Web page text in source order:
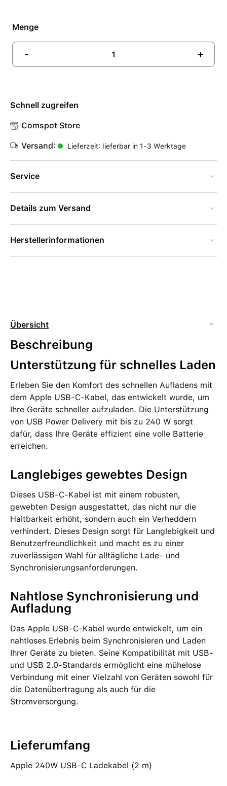
Menge
- +
Schnell zugreifen
Comspot Store
Versand: Lieferzeit: lieferbar in 1-3 Werktage
Service
Details zum Versand
Herstellerinformationen
Übersicht
Beschreibung
Unterstützung für schnelles Laden
Erleben Sie den Komfort des schnellen Aufladens mit
dem Apple USB-C-Kabel, das entwickelt wurde, um
Ihre Geräte schneller aufzuladen. Die Unterstützung
von USB Power Delivery mit bis zu 240 W sorgt
dafür, dass Ihre Geräte effizient eine volle Batterie
erreichen.
Langlebiges gewebtes Design
Dieses USB-C-Kabel ist mit einem robusten,
gewebten Design ausgestattet, das nicht nur die
Haltbarkeit erhöht, sondern auch ein Verheddern
verhindert. Dieses Design sorgt für Langlebigkeit und
Benutzerfreundlichkeit und macht es zu einer
zuverlässigen Wahl für alltägliche Lade- und
Synchronisierungsanforderungen.
Nahtlose Synchronisierung und
Aufladung
Das Apple USB-C-Kabel wurde entwickelt, um ein
nahtloses Erlebnis beim Synchronisieren und Laden
Ihrer Geräte zu bieten. Seine Kompatibilität mit USB-
und USB 2.0-Standards ermöglicht eine mühelose
Verbindung mit einer Vielzahl von Geräten sowohl für
die Datenübertragung als auch für die
Stromversorgung.
Lieferumfang
Apple 240W USB‑C Ladekabel (2 m)